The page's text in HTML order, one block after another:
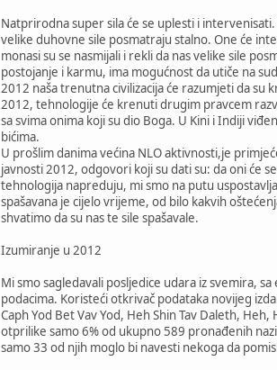
Natprirodna super sila će se uplesti i
velike duhovne sile posmatraju stalno. One će
monasi su se nasmijali i rekli da nas velike sile
postojanje i karmu, ima mogućnost da utiče na
2012 naša trenutna civilizacija će razumjeti da
2012, tehnologije će krenuti drugim pravcem
sa svima onima koji su dio Boga. U Kini i Indiji
bićima.
U prošlim danima većina NLO aktivnosti,je
javnosti 2012, odgovori koji su dati su: da oni će
tehnologija napreduju, mi smo na putu
spašavana je cijelo vrijeme, od bilo kakvih
shvatimo da su nas te sile spašavale.
Izumiranje u 2012
Mi smo sagledavali posljedice udara iz svemira,
podacima. Koristeći otkrivač podataka novijeg
Caph Yod Bet Vav Yod, Heh Shin Tav Daleth,
otprilike samo 6% od ukupno 589 pronađenih
samo 33 od njih moglo bi navesti nekoga da